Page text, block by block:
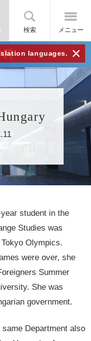
検索 メニュー
languages. ×
科
student in the
Studies was
Olympics.
were over, she
Summer
She was
government.
Department also